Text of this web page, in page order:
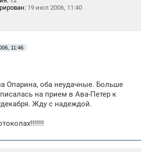
19 июл 2006, 11:40
11:46
Опарина, оба неудачные. Больше
на прием в Ава-Петер к
Жду с надеждой.